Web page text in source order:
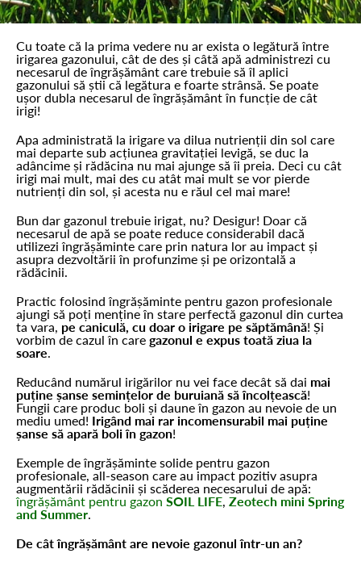
Cu toate că la prima vedere nu ar exista o legătură între
irigarea gazonului, cât de des și câtă apă administrezi cu
necesarul de îngrășământ care trebuie să îl aplici
gazonului să știi că legătura e foarte strânsă. Se poate
ușor dubla necesarul de îngrășământ în funcție de cât
irigi!
Apa administrată la irigare va dilua nutrienții din sol care
mai departe sub acțiunea gravitației levigă, se duc la
adâncime și rădăcina nu mai ajunge să îi preia. Deci cu cât
irigi mai mult, mai des cu atât mai mult se vor pierde
nutrienți din sol, și acesta nu e răul cel mai mare!
Bun dar gazonul trebuie irigat, nu? Desigur! Doar că
necesarul de apă se poate reduce considerabil dacă
utilizezi îngrășăminte care prin natura lor au impact și
asupra dezvoltării în profunzime și pe orizontală a
rădăcinii.
Practic folosind îngrășăminte pentru gazon profesionale
ajungi să poți menține în stare perfectă gazonul din curtea
ta vara, pe caniculă, cu doar o irigare pe săptămână! Și
vorbim de cazul în care gazonul e expus toată ziua la
soare
Reducând numărul irigărilor nu vei face decât să dai mai
puține șanse semințelor de buruiană să încolțească!
Fungii care produc boli și daune în gazon au nevoie de un
mediu umed! Irigând mai rar incomensurabil mai puține
șanse să apară boli în gazon!
Exemple de îngrășăminte solide pentru gazon
profesionale, all-season care au impact pozitiv asupra
augmentării rădăcinii și scăderea necesarului de apă:
îngrășământ pentru gazon SOIL LIFE Zeotech mini Spring
and Summer.
De cât îngrășământ are nevoie gazonul într-un an?